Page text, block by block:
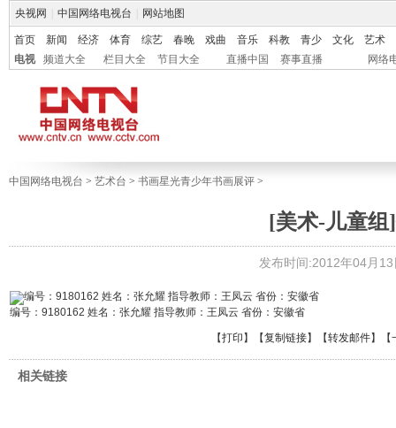
央视网 中国网络电视台 网站地图
首页 新闻 经济 体育 综艺 春晚 戏曲 音乐 科教 青少 文化
艺术
电视
频道大全 栏目大全 节目大全 直播中国 赛事直播 网络
中国网络电视台 > 艺术台 > 书画星光青少年书画展评 >
[美术-儿童组
发布时间:2012年04月
编号：9180162 姓名：张允耀 指导教师：王凤云 省份：安徽省
【打印 】【复制链接】【转发邮件】
相关链接